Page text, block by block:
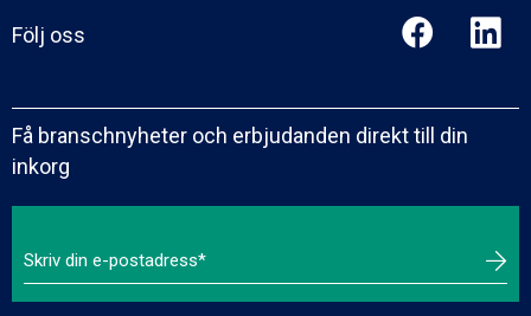
Följ oss
Få branschnyheter och erbjudanden direkt till din
inkorg